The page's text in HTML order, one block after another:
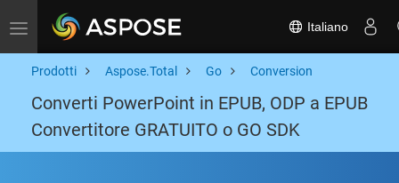
Toggle navigation Italiano
Prodotti Aspose.Total Go Conversion
Converti PowerPoint in EPUB, ODP a EPUB
Convertitore GRATUITO o GO SDK